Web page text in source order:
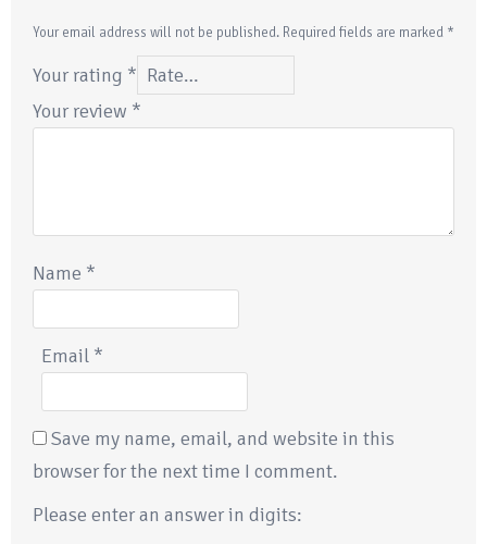
Your email address will not be published. Required fields are marked *
Your rating *
Your review *
Name *
Email *
Save my name, email, and website in this
browser for the next time I comment.
Please enter an answer in digits: